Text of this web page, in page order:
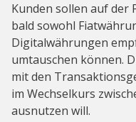
Kunden sollen auf der
bald sowohl
Digitalwährungen
umtauschen können.
mit den
im Wechselkurs
ausnutzen will.